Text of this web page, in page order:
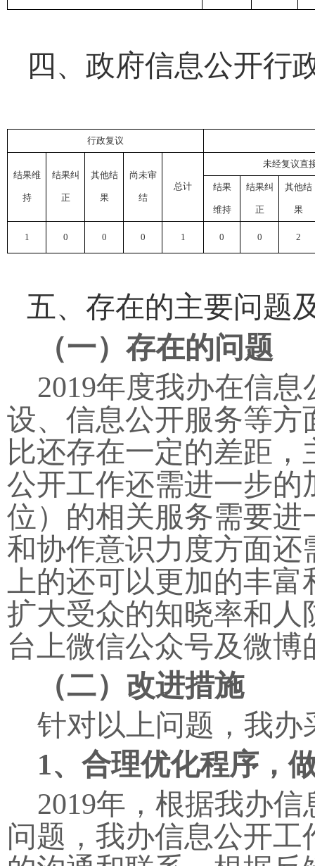
四、政府信息公开行
行政复议
结果维
持
结果纠
正
其他结
果
尚未审
结
总计
未经复议直
结果
维持
结果纠
正
其他结
果
1 0 0 0 1 0 0 2
五、存在的主要问题
（一）存在的问题
2019年度我办在信息
设、信息公开服务等
比还存在一定的差距
公开工作还需进一步
位）的相关服务需要
和协作意识力度方面
上的还可以更加的丰
扩大受众的知晓率和
台上微信公众号及微
（二）改进措施
针对以上问题，我
1、合理优化程序，
2019年，根据我办信
问题，我办信息公开